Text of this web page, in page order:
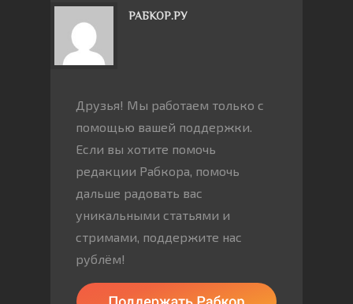
РАБКОР.РУ
Друзья! Мы работаем только с
помощью вашей поддержки.
Если вы хотите помочь
редакции Рабкора, помочь
дальше радовать вас
уникальными статьями и
стримами, поддержите нас
рублём!